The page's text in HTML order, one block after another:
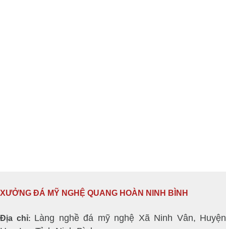
XƯỞNG ĐÁ MỸ NGHỆ QUANG HOÀN NINH BÌNH
Địa chỉ: Làng nghề đá mỹ nghệ Xã Ninh Vân, Huyện